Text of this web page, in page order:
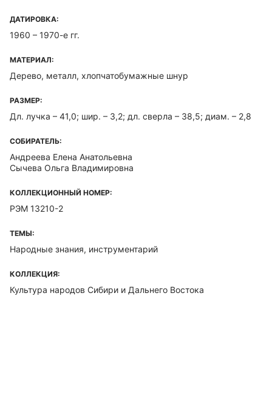
ДАТИРОВКА:
1960 – 1970-е гг.
МАТЕРИАЛ:
Дерево, металл, хлопчатобумажные шнур
РАЗМЕР:
Дл. лучка – 41,0; шир. – 3,2; дл. сверла – 38,5; диам. – 2,8
СОБИРАТЕЛЬ:
Андреева Елена Анатольевна
Сычева Ольга Владимировна
КОЛЛЕКЦИОННЫЙ НОМЕР:
РЭМ 13210-2
ТЕМЫ:
Народные знания, инструментарий
КОЛЛЕКЦИЯ:
Культура народов Сибири и Дальнего Востока